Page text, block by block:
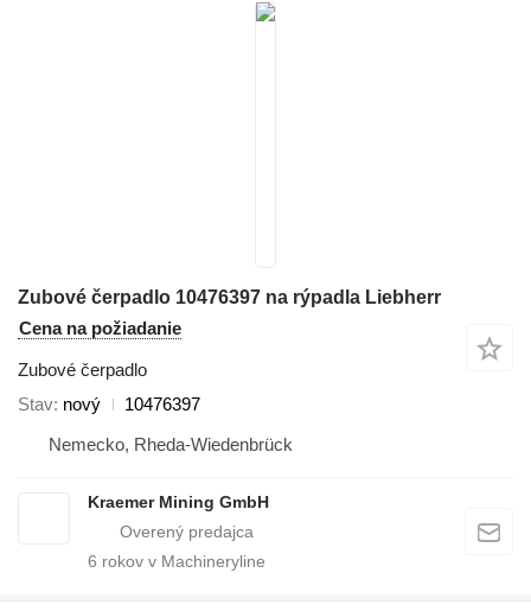
Zubové čerpadlo 10476397 na rýpadla Liebherr
Cena na požiadanie
Zubové čerpadlo
Stav nový
10476397
Nemecko, Rheda-Wiedenbrück
Kraemer Mining GmbH
6 rokov v Machineryline